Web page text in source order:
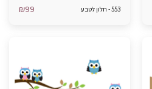
553 - חלון לטבע ₪99